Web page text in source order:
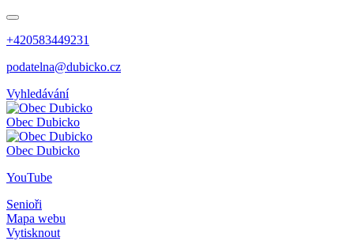
+420583449231
podatelna@dubicko.cz
Vyhledávání
Obec Dubicko
Obec Dubicko
YouTube
Senioři
Mapa webu
Vytisknout